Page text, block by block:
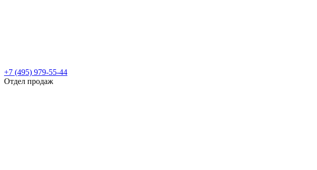
+7 (495) 979-55-44
Отдел продаж